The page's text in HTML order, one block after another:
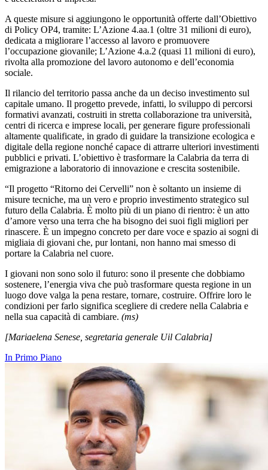
A queste misure si aggiungono le opportunità offerte dall’Obiettivo
di Policy OP4, tramite: L’Azione 4.aa.1 (oltre 31 milioni di euro),
dedicata a migliorare l’accesso al lavoro e promuovere
l’occupazione giovanile; L’Azione 4.a.2 (quasi 11 milioni di euro),
rivolta alla promozione del lavoro autonomo e dell’economia
sociale.
Il rilancio del territorio passa anche da un deciso investimento sul
capitale umano. Il progetto prevede, infatti, lo sviluppo di percorsi
formativi avanzati, costruiti in stretta collaborazione tra università,
centri di ricerca e imprese locali, per generare figure professionali
altamente qualificate, in grado di guidare la transizione ecologica e
digitale della regione nonché capace di attrarre ulteriori investimenti
pubblici e privati. L’obiettivo è trasformare la Calabria da terra di
emigrazione a laboratorio di innovazione e crescita sostenibile.
“Il progetto “Ritorno dei Cervelli” non è soltanto un insieme di
misure tecniche, ma un vero e proprio investimento strategico sul
futuro della Calabria. È molto più di un piano di rientro: è un atto
d’amore verso una terra che ha bisogno dei suoi figli migliori per
rinascere. È un impegno concreto per dare voce e spazio ai sogni di
migliaia di giovani che, pur lontani, non hanno mai smesso di
portare la Calabria nel cuore.
I giovani non sono solo il futuro: sono il presente che dobbiamo
sostenere, l’energia viva che può trasformare questa regione in un
luogo dove valga la pena restare, tornare, costruire. Offrire loro le
condizioni per farlo significa scegliere di credere nella Calabria e
nella sua capacità di cambiare. (ms)
[Mariaelena Senese, segretaria generale Uil Calabria]
In Primo Piano